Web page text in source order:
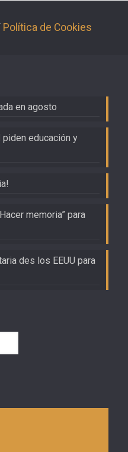
Política de Cookies
en agosto
educación y
memoria” para
des los EEUU para